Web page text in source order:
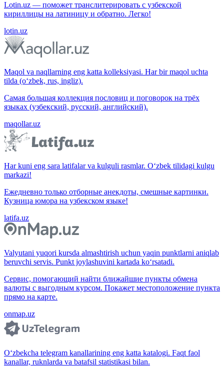
Lotin.uz — поможет транслитерировать с узбекской
кириллицы на латиницу и обратно. Легко!
lotin.uz
Maqol va naqllarning eng katta kolleksiyasi. Har bir maqol uchta
tilda (o‘zbek, rus, ingliz).
Самая большая коллекция пословиц и поговорок на трёх
языках (узбекский, русский, английский).
maqollar.uz
Har kuni eng sara latifalar va kulguli rasmlar. O‘zbek tilidagi kulgu
markazi!
Ежедневно только отборные анекдоты, смешные картинки.
Кузница юмора на узбекском языке!
latifa.uz
Valyutani yuqori kursda almashtirish uchun yaqin punktlarni aniqlab
beruvchi servis. Punkt joylashuvini kartada ko‘rsatadi.
Сервис, помогающий найти ближайшие пункты обмена
валюты с выгодным курсом. Покажет местоположение пункта
прямо на карте.
onmap.uz
O‘zbekcha telegram kanallarining eng katta katalogi. Faqt faol
kanallar, ruknlarda va batafsil statistikasi bilan.